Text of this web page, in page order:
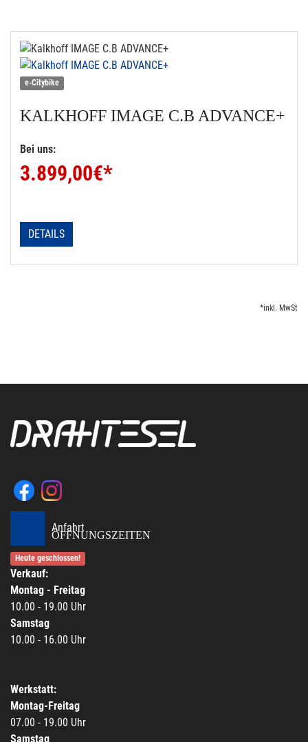
e-Citybike
KALKHOFF IMAGE C.B ADVANCE+
Bei uns:
3.899,00€*
DETAILS
*inkl. MwSt
Anfahrt
ÖFFNUNGSZEITEN
Heute geschlossen!
Verkauf:
Montag - Freitag
10.00 - 19.00 Uhr
Samstag
10.00 - 16.00 Uhr
Werkstatt:
Montag-Freitag
07.00 - 19.00 Uhr
Samstag